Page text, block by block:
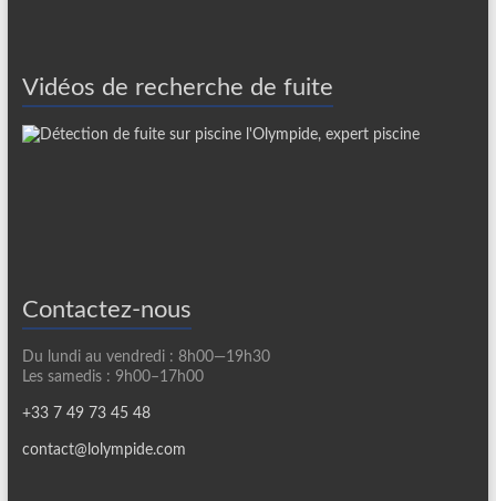
Vidéos de recherche de fuite
Contactez-nous
Du lundi au vendredi : 8h00—19h30
Les samedis : 9h00–17h00
+33 7 49 73 45 48
contact@lolympide.com